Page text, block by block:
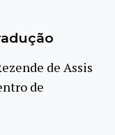
de Assis
de